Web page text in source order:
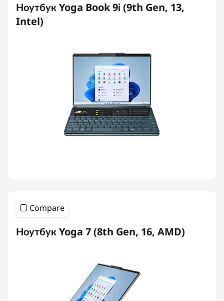
Ноутбук Yoga Book 9i (9th Gen, 13,
Intel)
Compare
Ноутбук Yoga 7 (8th Gen, 16, AMD)